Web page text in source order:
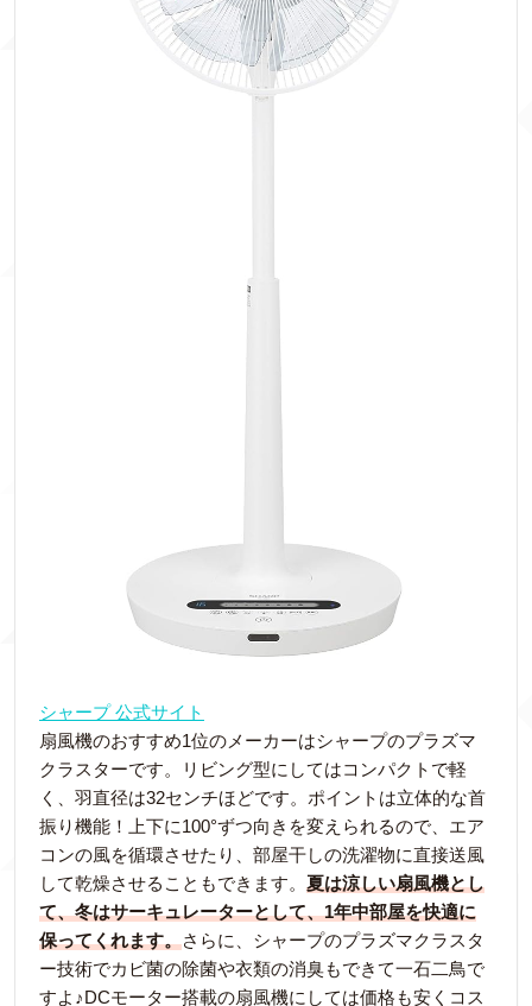
シャープ 公式サイト
扇風機のおすすめ1位のメーカーはシャープのプラズマ
クラスターです。リビング型にしてはコンパクトで軽
く、羽直径は32センチほどです。ポイントは立体的な首
振り機能！上下に100°ずつ向きを変えられるので、エア
コンの風を循環させたり、部屋干しの洗濯物に直接送風
して乾燥させることもできます。 夏は涼しい扇風機とし
て、冬はサーキュレーターとして、1年中部屋を快適に
保ってくれます。さらに、シャープのプラズマクラスタ
ー技術でカビ菌の除菌や衣類の消臭もできて一石二鳥で
すよ♪DCモーター搭載の扇風機にしては価格も安くコス